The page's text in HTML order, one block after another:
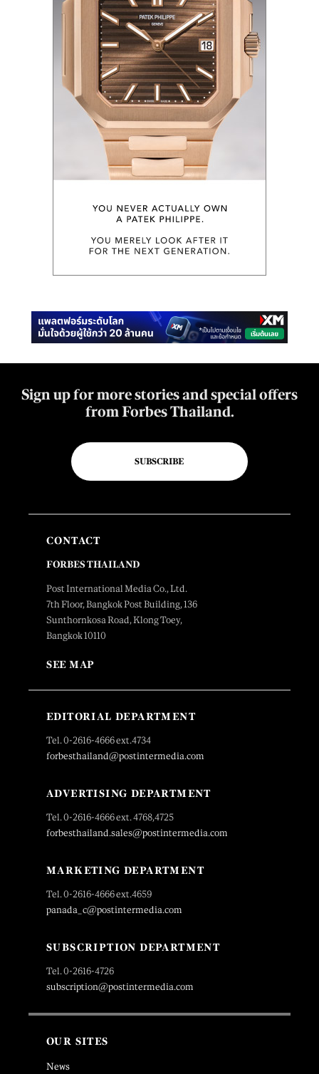
Sign up for more stories and special offers
from Forbes Thailand.
SUBSCRIBE
CONTACT
FORBES THAILAND
Post International Media Co., Ltd.
7th Floor, Bangkok Post Building, 136
Sunthornkosa Road, Klong Toey,
Bangkok 10110
SEE MAP
EDITORIAL DEPARTMENT
Tel. 0-2616-4666 ext.4734
forbesthailand@postintermedia.com
ADVERTISING DEPARTMENT
Tel. 0-2616-4666 ext. 4768,4725
forbesthailand.sales@postintermedia.com
MARKETING DEPARTMENT
Tel. 0-2616-4666 ext.4659
panada_c@postintermedia.com
SUBSCRIPTION DEPARTMENT
Tel. 0-2616-4726
subscription@postintermedia.com
OUR SITES
News